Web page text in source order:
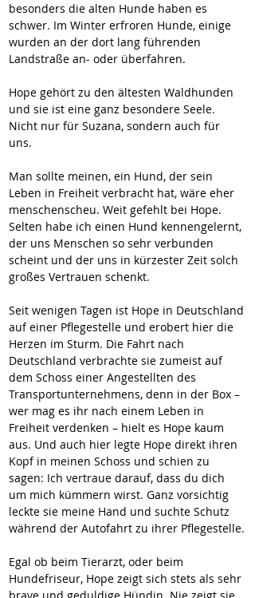
besonders die alten Hunde haben es
schwer. Im Winter erfroren Hunde, einige
wurden an der dort lang führenden
Landstraße an- oder überfahren.
Hope gehört zu den ältesten Waldhunden
und sie ist eine ganz besondere Seele.
Nicht nur für Suzana, sondern auch für
uns.
Man sollte meinen, ein Hund, der sein
Leben in Freiheit verbracht hat, wäre eher
menschenscheu. Weit gefehlt bei Hope.
Selten habe ich einen Hund kennengelernt,
der uns Menschen so sehr verbunden
scheint und der uns in kürzester Zeit solch
großes Vertrauen schenkt.
Seit wenigen Tagen ist Hope in Deutschland
auf einer Pflegestelle und erobert hier die
Herzen im Sturm. Die Fahrt nach
Deutschland verbrachte sie zumeist auf
dem Schoss einer Angestellten des
Transportunternehmens, denn in der Box –
wer mag es ihr nach einem Leben in
Freiheit verdenken – hielt es Hope kaum
aus. Und auch hier legte Hope direkt ihren
Kopf in meinen Schoss und schien zu
sagen: Ich vertraue darauf, dass du dich
um mich kümmern wirst. Ganz vorsichtig
leckte sie meine Hand und suchte Schutz
während der Autofahrt zu ihrer Pflegestelle.
Egal ob beim Tierarzt, oder beim
Hundefriseur, Hope zeigt sich stets als sehr